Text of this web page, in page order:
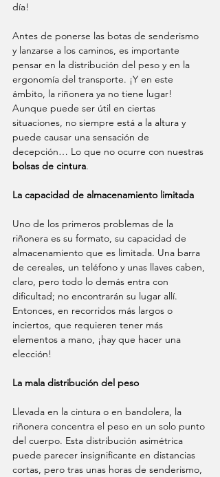
día!
Antes de ponerse las botas de senderismo
y lanzarse a los caminos, es importante
pensar en la distribución del peso y en la
ergonomía del transporte. ¡Y en este
ámbito, la riñonera ya no tiene lugar!
Aunque puede ser útil en ciertas
situaciones, no siempre está a la altura y
puede causar una sensación de
decepción… Lo que no ocurre con nuestras
bolsas de cintura.
La capacidad de almacenamiento limitada
Uno de los primeros problemas de la
riñonera es su formato, su capacidad de
almacenamiento que es limitada. Una barra
de cereales, un teléfono y unas llaves caben,
claro, pero todo lo demás entra con
dificultad; no encontrarán su lugar allí.
Entonces, en recorridos más largos o
inciertos, que requieren tener más
elementos a mano, ¡hay que hacer una
elección!
La mala distribución del peso
Llevada en la cintura o en bandolera, la
riñonera concentra el peso en un solo punto
del cuerpo. Esta distribución asimétrica
puede parecer insignificante en distancias
cortas, pero tras unas horas de senderismo,